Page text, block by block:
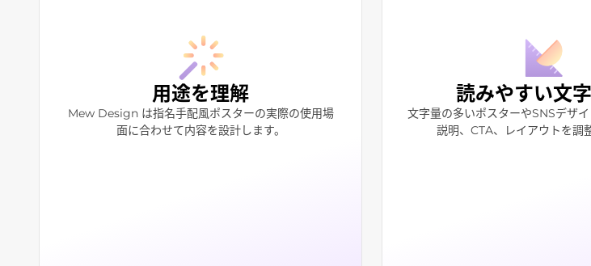
用途を理解
Mew Design は指名手配風ポスターの実際の使用場
面に合わせて内容を設計します。
読みやすい文
文字量の多いポスターやSNSデザイ
説明、CTA、レイアウトを調